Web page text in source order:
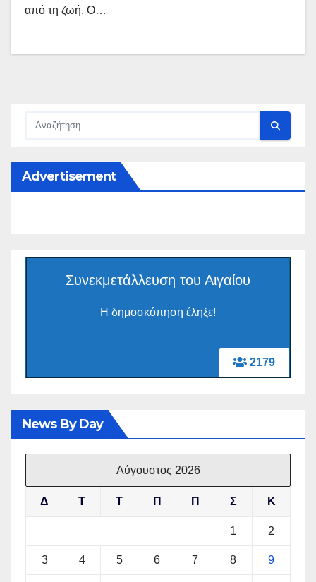
από τη ζωή. Ο…
Advertisement
2179
Συνεκμετάλλευση του Αιγαίου
Η δημοσκόπηση έληξε!
News By Day
Αύγουστος 2026
Δ Τ Τ Π Π Σ Κ
1 2
3 4 5 6 7 8 9